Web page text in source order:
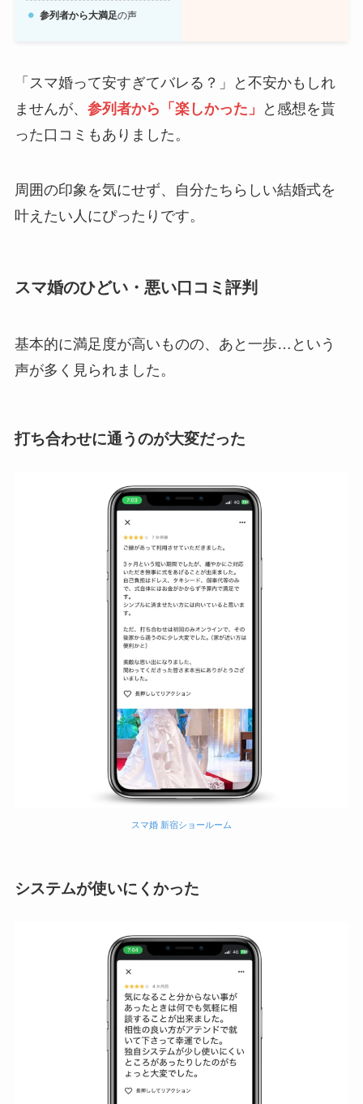
参列者から大満足の声
「スマ婚って安すぎてバレる？」と不安かもしれ
ませんが、 参列者から「楽しかった」
と感想を貰
った口コミもありました。
周囲の印象を気にせず、自分たちらしい結婚式を
叶えたい人にぴったりです。
スマ婚のひどい・悪い口コミ評判
基本的に満足度が高いものの、あと一歩…という
声が多く見られました。
打ち合わせに通うのが大変だった
スマ婚 新宿ショールーム
システムが使いにくかった